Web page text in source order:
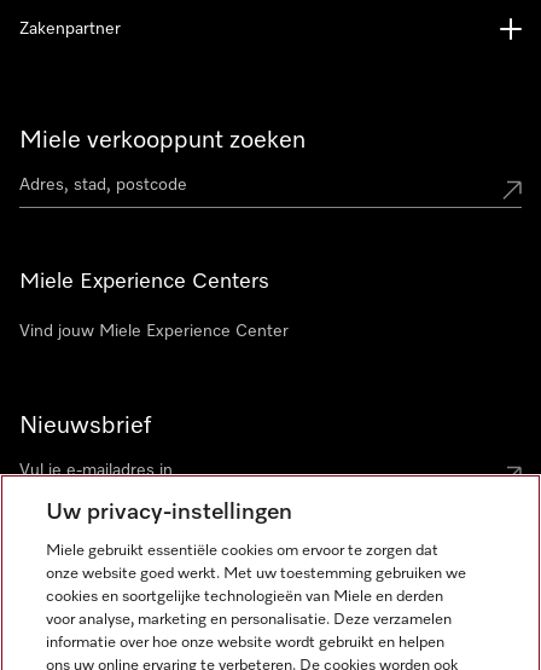
Miele verkooppunt zoeken
Miele Experience Centers
Vind jouw Miele Experience Center
Nieuwsbrief
Zakenpartner
Miele op Instagram
Miele op Facebook
Miele op Youtube
Uw privacy-instellingen
Miele gebruikt essentiële cookies om ervoor te zorgen dat
onze website goed werkt. Met uw toestemming gebruiken we
cookies en soortgelijke technologieën van Miele en derden
voor analyse, marketing en personalisatie. Deze verzamelen
informatie over hoe onze website wordt gebruikt en helpen
ons uw online ervaring te verbeteren. De cookies worden ook